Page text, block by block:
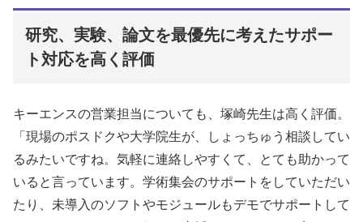
研究、実験、論文を最優先に考えたサポー
ト対応を高く評価
キーエンスの営業担当についても、塚崎先生は高く評価。
「現場のポスドクや大学院生が、しょっちゅう相談してい
るみたいですね。気軽に連絡しやすくて、とても助かって
いると言っています。学術集会のサポートをしていただい
たり、未導入のソフトやモジュールもデモでサポートして